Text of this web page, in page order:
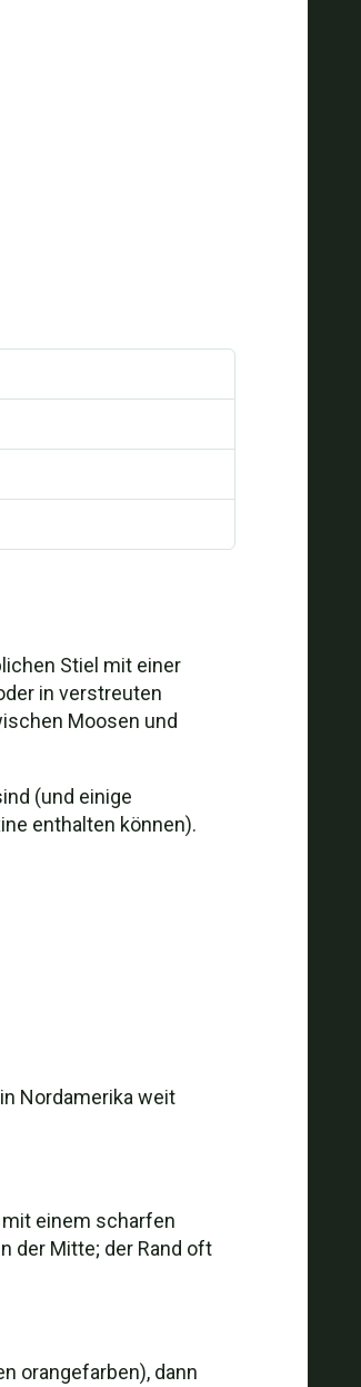
Stiel mit einer
in verstreuten
Moosen und
(und einige
enthalten können).
Nordamerika weit
einem scharfen
der Mitte; der Rand oft
orangefarben), dann